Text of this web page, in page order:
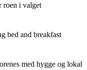
roen i valget
bed and breakfast
med hygge og lokal